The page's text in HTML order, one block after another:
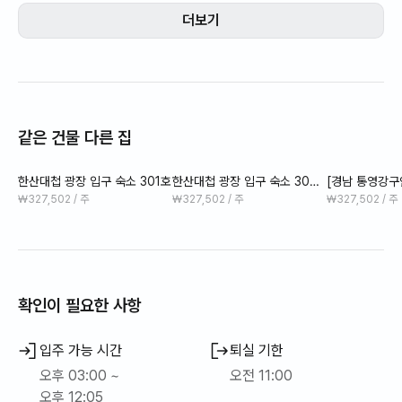
미날.각종회 중앙시장.맛집 충무김밥 꿀빵)걸어서 5분10분 거리
원룸형 개별 객실 , 주방 , 욕실
오픈기념 할인행사중
5층 공용 테라스에서 통영 최고의 전망을 선물합니다.
시내중심에 위치해있어 주차는 여기하시고
더보기
같은 건물 다른 집
한산대첩 광장 입구 숙소 301호
₩327,502 / 주
한산대첩 광장 입구 숙소 307
호
₩327,502 / 주
[경남 통영강
소 바다뷰
₩327,502 / 주
확인이 필요한 사항
입주 가능 시간
오후 03:00 ~
오후 12:05
퇴실 기한
오전 11:00